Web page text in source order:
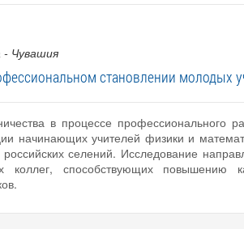
- Чувашия
становлении молодых
в процессе профессионального
начинающих учителей физики и
селений. Исследование
способствующих повышению